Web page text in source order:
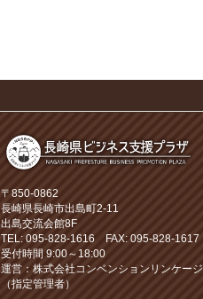
〒850-0862
長崎県長崎市出島町2-11
出島交流会館8F
TEL: 095-828-1616 FAX: 095-828-1617
受付時間 9:00～18:00
運営：株式会社コンベンションリンケージ
（指定管理者）